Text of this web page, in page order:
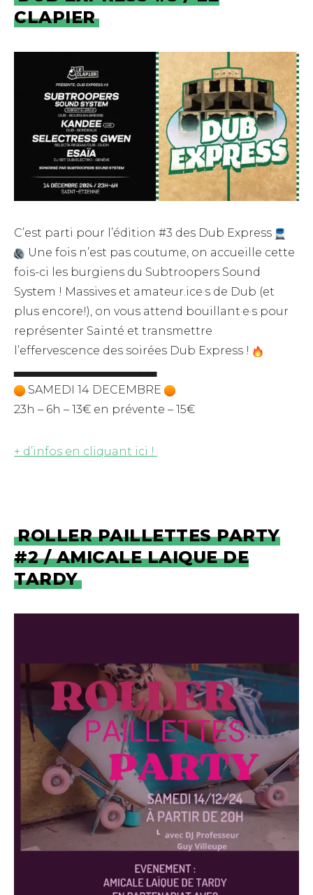
CLAPIER
C’est parti pour l’édition #3 des Dub Express
Une fois n’est pas coutume, on accueille cette
fois-ci les burgiens du Subtroopers Sound
System ! Massives et amateur.ice·s de Dub (et
plus encore!), on vous attend bouillant·e·s pour
représenter Sainté et transmettre
l’effervescence des soirées Dub Express !
▃▃▃▃▃▃▃▃▃▃▃▃▃▃▃▃▃
SAMEDI 14 DECEMBRE
23h – 6h – 13€ en prévente – 15€
+ d’infos en cliquant ici !
ROLLER PAILLETTES PARTY
#2 / AMICALE LAIQUE DE
TARDY